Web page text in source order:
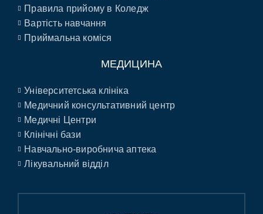
Правила прийому в Коледж
Вартість навчання
Приймальна коміся
МЕДИЦИНА
Університетська клініка
Медичний консультативний центр
Медичні Центри
Клінічні бази
Навчально-виробнича аптека
Лікувальний відділ